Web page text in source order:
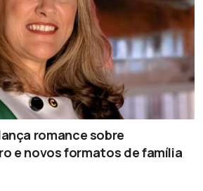
romance sobre
e novos formatos de família